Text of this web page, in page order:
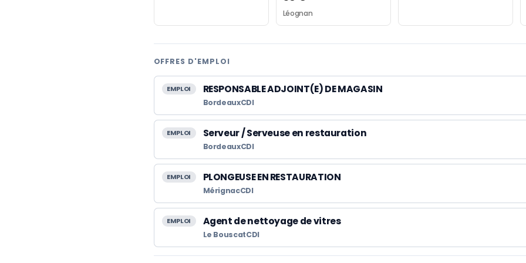
Léognan
OFFRES D'EMPLOI
EMPLOI RESPONSABLE ADJOINT(E) DE MAGASIN
BordeauxCDI
EMPLOI Serveur / Serveuse en restauration
BordeauxCDI
EMPLOI PLONGEUSE EN RESTAURATION
MérignacCDI
EMPLOI Agent de nettoyage de vitres
Le BouscatCDI